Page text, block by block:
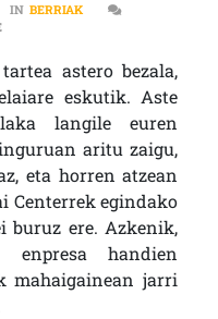
IN BERRIAK
EKONOMIA | LANGILEAK BERRIRO
astero bezala,
eskutik. Aste
langile euren
aritu zaigu,
eta horren atzean
Centerrek egindako
buruz ere. Azkenik,
enpresa handien
mahaigainean jarri